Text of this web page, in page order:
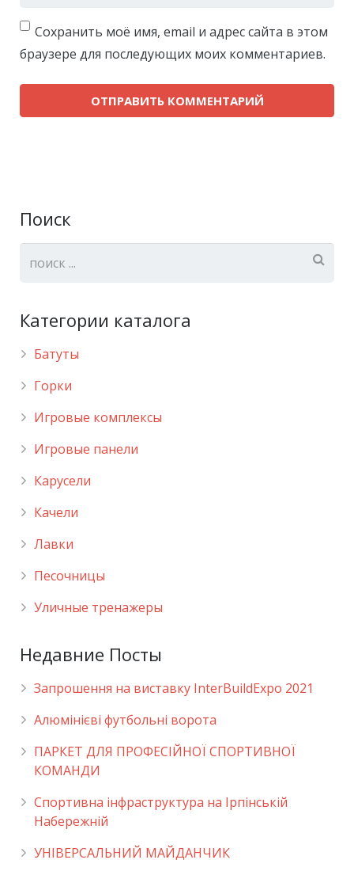
Сохранить моё имя, email и адрес сайта в этом
браузере для последующих моих комментариев.
Поиск
Категории каталога
Батуты
Горки
Игровые комплексы
Игровые панели
Карусели
Качели
Лавки
Песочницы
Уличные тренажеры
Недавние Посты
Запрошення на виставку InterBuildExpo 2021
Алюмінієві футбольні ворота
ПАРКЕТ ДЛЯ ПРОФЕСІЙНОЇ СПОРТИВНОЇ
КОМАНДИ
Спортивна інфраструктура на Ірпінській
Набережній
УНІВЕРСАЛЬНИЙ МАЙДАНЧИК